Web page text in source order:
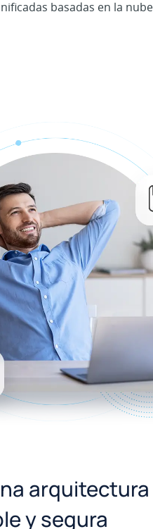
basadas en la
arquitectura
y segura